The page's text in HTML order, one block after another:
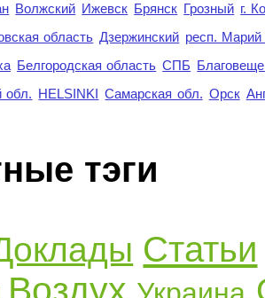
Волжский Ижевск Брянск Грозный г.
область Дзержинский респ.
Белгородская область СПБ
обл. HELSINKI Самарская обл. Орск
тэги
Статьи